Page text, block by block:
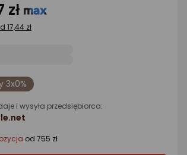
zł
17,44 zł
3x0%
i wysyła przedsiębiorca:
od 755 zł